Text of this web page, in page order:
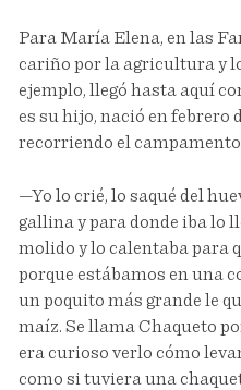
Para María Elena, en las
cariño por la agricultura y
ejemplo, llegó hasta aquí
es su hijo, nació en febrero
recorriendo el
—Yo lo crié, lo saqué del
gallina y para donde iba lo
molido y lo calentaba para
porque estábamos en una
un poquito más grande le
maíz. Se llama Chaqueto
era curioso verlo cómo
como si tuviera una